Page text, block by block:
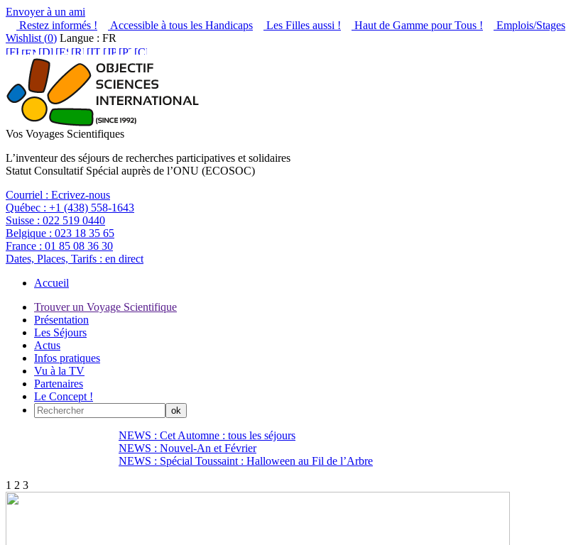
Envoyer à un ami
Restez informés !
Accessible à tous les Handicaps Les Filles aussi ! Haut de Gamme pour Tous !
Emplois/Stages
Wishlist (0) Langue : FR
Vos Voyages Scientifiques
L’inventeur des séjours de recherches participatives et solidaires
Statut Consultatif Spécial auprès de l’ONU (ECOSOC)
Courriel : Ecrivez-nous
Québec : +1 (438) 558-1643
Suisse : 022 519 0440
Belgique : 023 18 35 65
France : 01 85 08 36 30
Dates, Places, Tarifs : en direct
Accueil
Trouver un Voyage Scientifique
Présentation
Les Séjours
Actus
Infos pratiques
Vu à la TV
Partenaires
Le Concept !
NEWS : Cet Automne : tous les séjours
NEWS : Nouvel-An et Février
NEWS : Spécial Toussaint : Halloween au Fil de l’Arbre
1 2 3